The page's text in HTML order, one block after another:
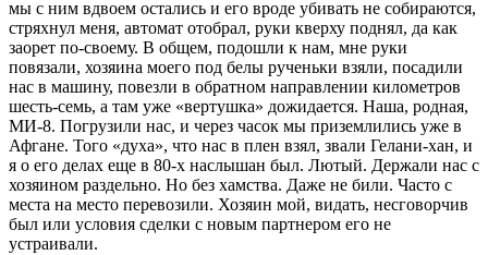
мы с ним вдвоем остались и его вроде убивать не собираются,
стряхнул меня, автомат отобрал, руки кверху поднял, да как
заорет по-своему. В общем, подошли к нам, мне руки
повязали, хозяина моего под белы рученьки взяли, посадили
нас в машину, повезли в обратном направлении километров
шесть-семь, а там уже «вертушка» дожидается. Наша, родная,
МИ-8. Погрузили нас, и через часок мы приземлились уже в
Афгане. Того «духа», что нас в плен взял, звали Гелани-хан, и
я о его делах еще в 80-х наслышан был. Лютый. Держали нас с
хозяином раздельно. Но без хамства. Даже не били. Часто с
места на место перевозили. Хозяин мой, видать, несговорчив
был или условия сделки с новым партнером его не
устраивали.